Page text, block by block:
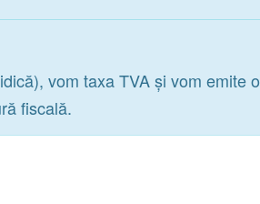
vom taxa TVA și vom emite o
fiscală.